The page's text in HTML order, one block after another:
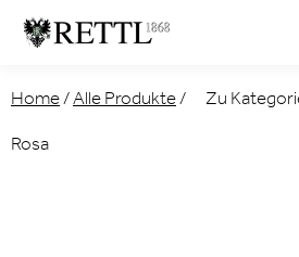
Home / Alle Produkte /
Rosa